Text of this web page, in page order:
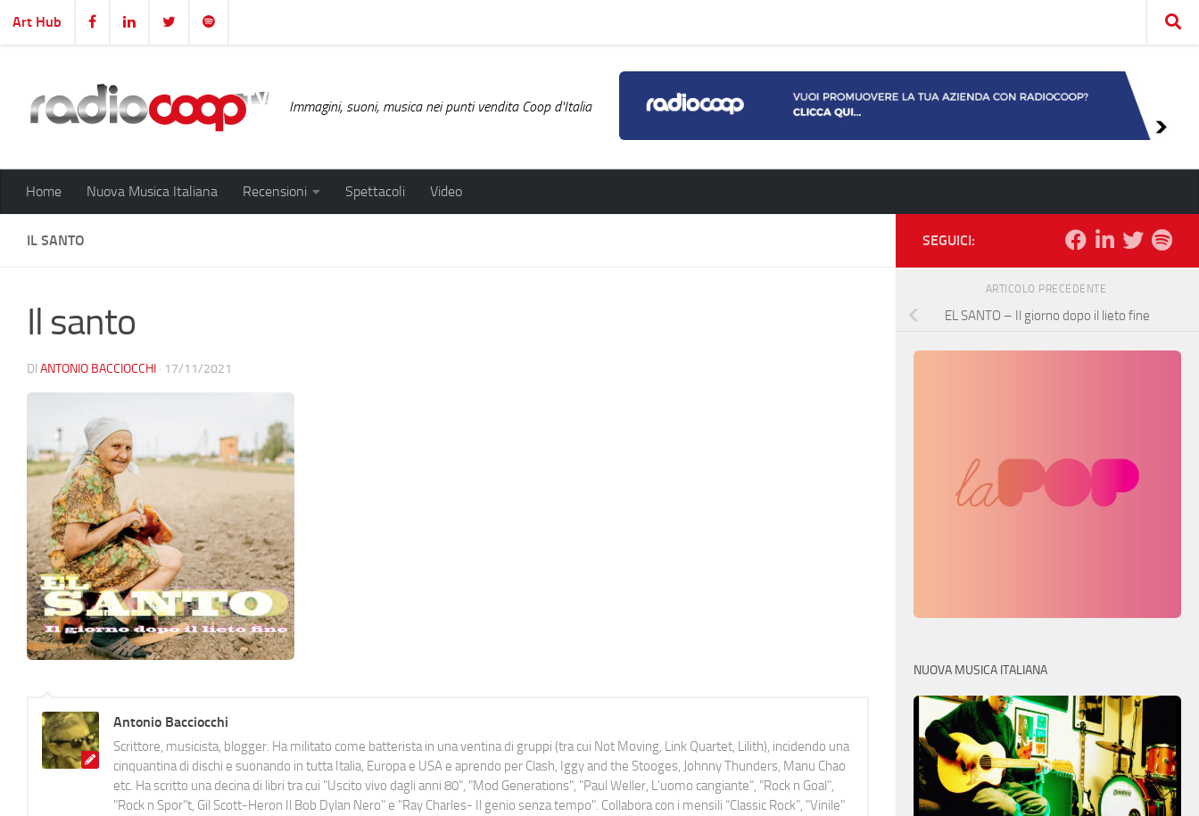
Salta al contenuto
Art Hub
Immagini, suoni, musica nei punti vendita Coop d'Italia
Home Nuova Musica Italiana Recensioni Spettacoli Video
IL SANTO
Il santo
DI ANTONIO BACCIOCCHI · 17/11/2021
Antonio Bacciocchi
Scrittore, musicista, blogger. Ha militato come batterista in una ventina di gruppi (tra cui Not Moving, Link Quartet, Lilith), incidendo una
cinquantina di dischi e suonando in tutta Italia, Europa e USA e aprendo per Clash, Iggy and the Stooges, Johnny Thunders, Manu Chao
etc. Ha scritto una decina di libri tra cui "Uscito vivo dagli anni 80", "Mod Generations", "Paul Weller, L’uomo cangiante", "Rock n Goal",
"Rock n Spor"t, Gil Scott-Heron Il Bob Dylan Nero" e "Ray Charles- Il genio senza tempo". Collabora con i mensili “Classic Rock”, "Vinile"
SEGUICI:
ARTICOLO PRECEDENTE
EL SANTO – Il giorno dopo il lieto fine
NUOVA MUSICA ITALIANA